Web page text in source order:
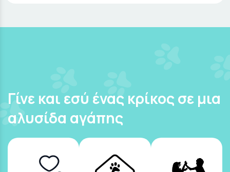
Γίνε και εσύ ένας κρίκος σε μια
αλυσίδα αγάπης